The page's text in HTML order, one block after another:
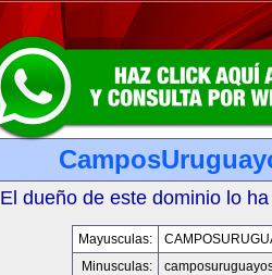
El dueño de este dominio lo
Mayusculas:
Minusculas: